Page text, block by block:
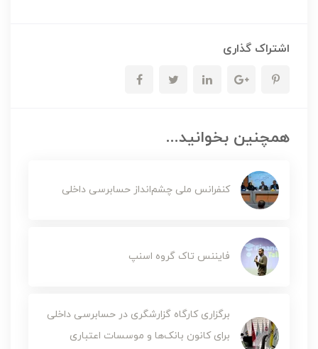
اشتراک گذاری
همچنین بخوانید...
کنفرانس ملی چشم‌انداز حسابرسی داخلی
فایننس تاک گروه اسنپ
برگزاری کارگاه گزارشگری در حسابرسی داخلی
برای کانون بانک‌ها و موسسات اعتباری